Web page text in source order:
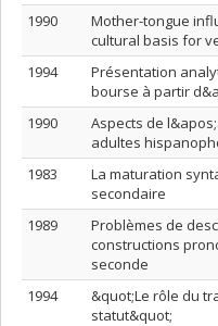
1990
Mother-tongue
cultural basis for
1994
Présentation
bourse à partir
1990
Aspects de
adultes
1983
La maturation
secondaire
1989
Problèmes de
constructions
seconde
1994
&quot;Le rôle du
statut&quot;